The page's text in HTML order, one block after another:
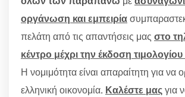
οργάνωση και εμπειρία
πελάτη από τις απαντήσεις μας στο
κέντρο μέχρι την έκδοση
Η νομιμότητα είναι απαραίτητη για να
ελληνική οικονομία. Καλέστε μαςγια